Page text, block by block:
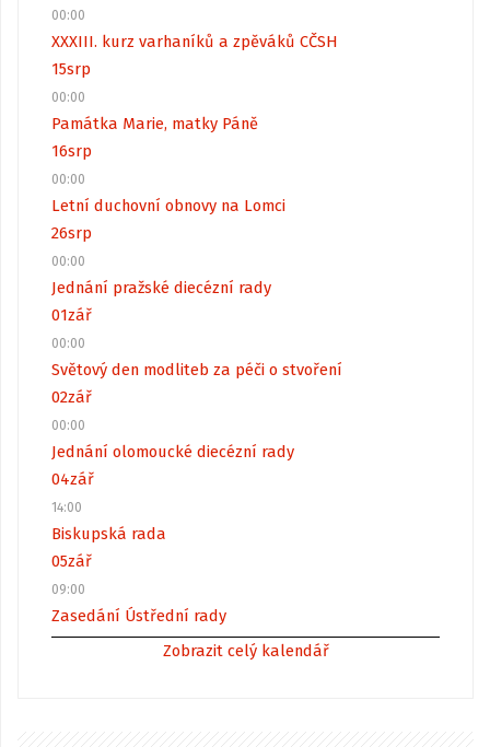
00:00
XXXIII. kurz varhaníků a zpěváků CČSH
15srp
00:00
Památka Marie, matky Páně
16srp
00:00
Letní duchovní obnovy na Lomci
26srp
00:00
Jednání pražské diecézní rady
01zář
00:00
Světový den modliteb za péči o stvoření
02zář
00:00
Jednání olomoucké diecézní rady
04zář
14:00
Biskupská rada
05zář
09:00
Zasedání Ústřední rady
Zobrazit celý kalendář